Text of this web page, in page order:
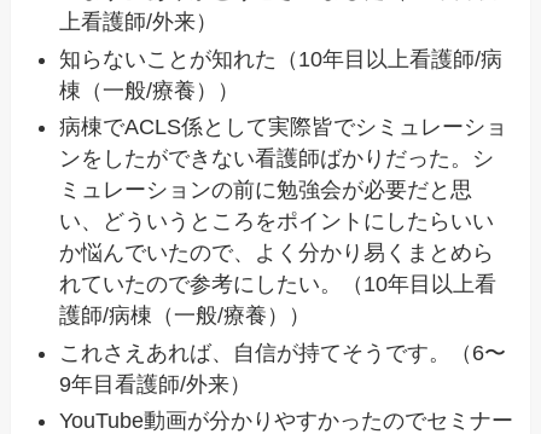
上看護師/外来）
知らないことが知れた（10年目以上看護師/病
棟（一般/療養））
病棟でACLS係として実際皆でシミュレーショ
ンをしたができない看護師ばかりだった。シ
ミュレーションの前に勉強会が必要だと思
い、どういうところをポイントにしたらいい
か悩んでいたので、よく分かり易くまとめら
れていたので参考にしたい。（10年目以上看
護師/病棟（一般/療養））
これさえあれば、自信が持てそうです。（6〜
9年目看護師/外来）
YouTube動画が分かりやすかったのでセミナー